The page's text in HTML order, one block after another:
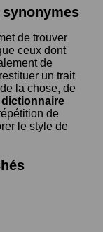
de trouver
ceux dont
de
un trait
la chose, de
dictionnaire
de
le style de